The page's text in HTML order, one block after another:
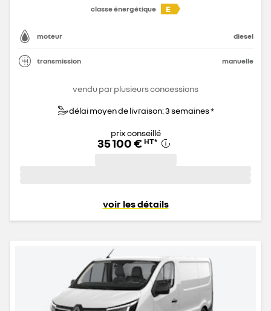
classe énergétique
E
moteur diesel
transmission manuelle
vendu par plusieurs concessions
délai moyen de livraison: 3 semaines *
prix conseillé
35 100 € HT*
voir les détails